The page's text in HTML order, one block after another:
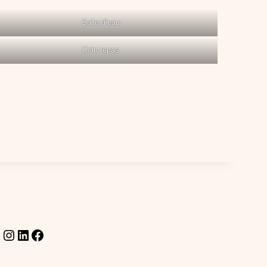
Salle d’eau
Coin repas
Instagram
LinkedIn
Facebook